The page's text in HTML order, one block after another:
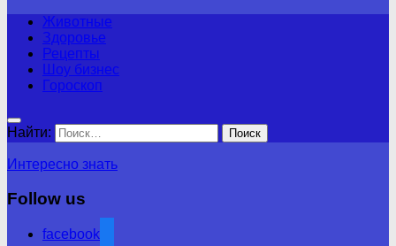
Животные
Здоровье
Рецепты
Шоу бизнес
Гороскоп
Найти:
Интересно знать
Follow us
facebook